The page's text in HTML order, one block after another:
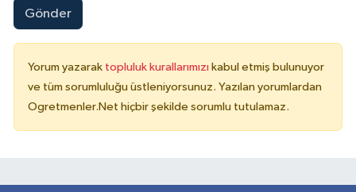
Gönder
Yorum yazarak topluluk kurallarımızı kabul etmiş bulunuyor
ve tüm sorumluluğu üstleniyorsunuz. Yazılan yorumlardan
Ogretmenler.Net hiçbir şekilde sorumlu tutulamaz.